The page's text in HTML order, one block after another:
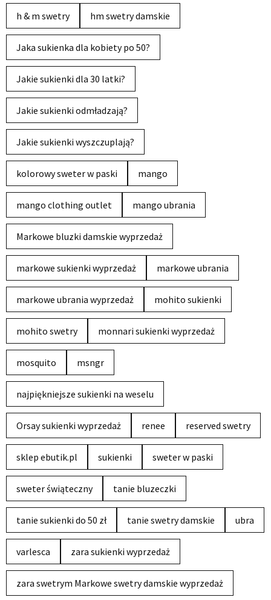
h & m swetry hm swetry damskie
Jaka sukienka dla kobiety po 50?
Jakie sukienki dla 30 latki?
Jakie sukienki odmładzają?
Jakie sukienki wyszczuplają?
kolorowy sweter w paski mango
mango clothing outlet mango ubrania
Markowe bluzki damskie wyprzedaż
markowe sukienki wyprzedaż markowe ubrania
markowe ubrania wyprzedaż mohito sukienki
mohito swetry monnari sukienki wyprzedaż
mosquito msngr
najpiękniejsze sukienki na weselu
Orsay sukienki wyprzedaż renee reserved swetry
sklep ebutik.pl sukienki sweter w paski
sweter świąteczny tanie bluzeczki
tanie sukienki do 50 zł tanie swetry damskie ubra
varlesca zara sukienki wyprzedaż
zara swetrym Markowe swetry damskie wyprzedaż